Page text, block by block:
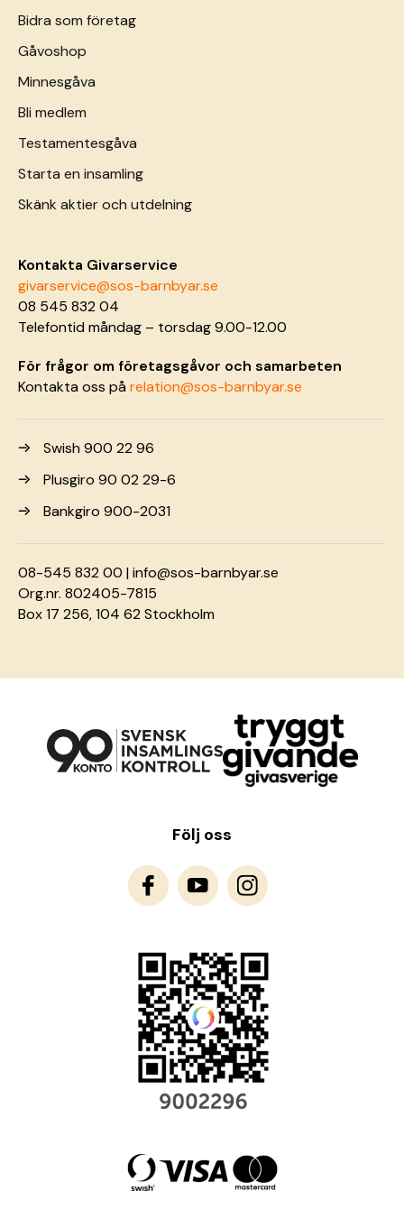
Bidra som företag
Gåvoshop
Minnesgåva
Bli medlem
Testamentesgåva
Starta en insamling
Skänk aktier och utdelning
Kontakta Givarservice
givarservice@sos-barnbyar.se
08 545 832 04
Telefontid måndag – torsdag 9.00-12.00
För frågor om företagsgåvor och samarbeten
Kontakta oss pårelation@sos-barnbyar.se
Swish 900 22 96
Plusgiro 90 02 29-6
Bankgiro 900-2031
08-545 832 00 |info@sos-barnbyar.se
Org.nr. 802405-7815
Box 17 256, 104 62 Stockholm
Följ oss